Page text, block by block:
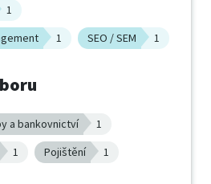
1
1 SEO / SEM 1
a bankovnictví
1
1 Pojištění 1